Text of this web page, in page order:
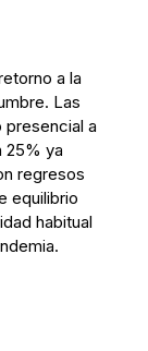
a la
Las
presencial a
25% ya
regresos
equilibrio
habitual